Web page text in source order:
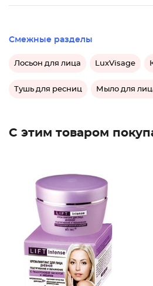
Смежные разделы
Лосьон для лица LuxVisage
Тушь для ресниц Мыло для
С этим товаром